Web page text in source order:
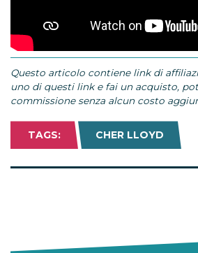
Questo articolo contiene link di
uno di questi link e fai un acquisto,
commissione senza alcun costo
TAGS: CHER LLOYD